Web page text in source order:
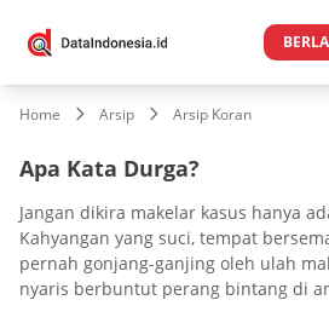
Home Arsip Arsip Koran
Apa Kata Durga?
Jangan dikira makelar kasus hanya
Kahyangan yang suci, tempat
pernah gonjang-ganjing oleh ulah
nyaris berbuntut perang bintang di